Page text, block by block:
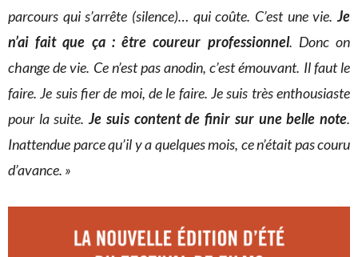
parcours qui s’arrête (silence)… qui coûte. C’est une vie. Je
n’ai fait que ça : être coureur professionnel. Donc on
change de vie. Ce n’est pas anodin, c’est émouvant. Il faut le
faire. Je suis fier de moi, de le faire. Je suis très enthousiaste
pour la suite.Je suis content de finir sur une belle note.
Inattendue parce qu’il y a quelques mois, ce n’était pas couru
d’avance. »